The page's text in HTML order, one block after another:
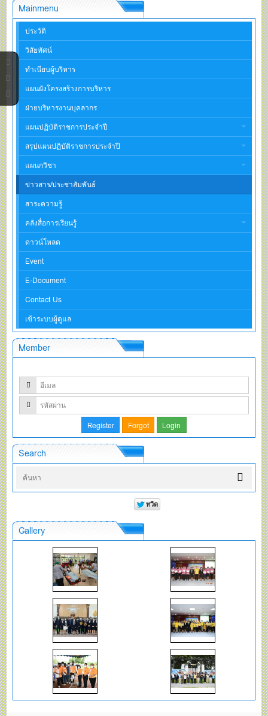
Mainmenu
ประวัติ
วิสัยทัศน์
ทำเนียบผู้บริหาร
แผนผังโครงสร้างการบริหาร
ฝ่ายบริหารงานบุคลากร
แผนปฏิบัติราชการประจำปี
สรุปแผนปฏิบัติราชการประจำปี
แผนกวิชา
ข่าวสาร/ประชาสัมพันธ์
สาระความรู้
คลังสื่อการเรียนรู้
ดาวน์โหลด
Event
E-Document
Contact Us
เข้าระบบผู้ดูแล
Member
Search
Gallery